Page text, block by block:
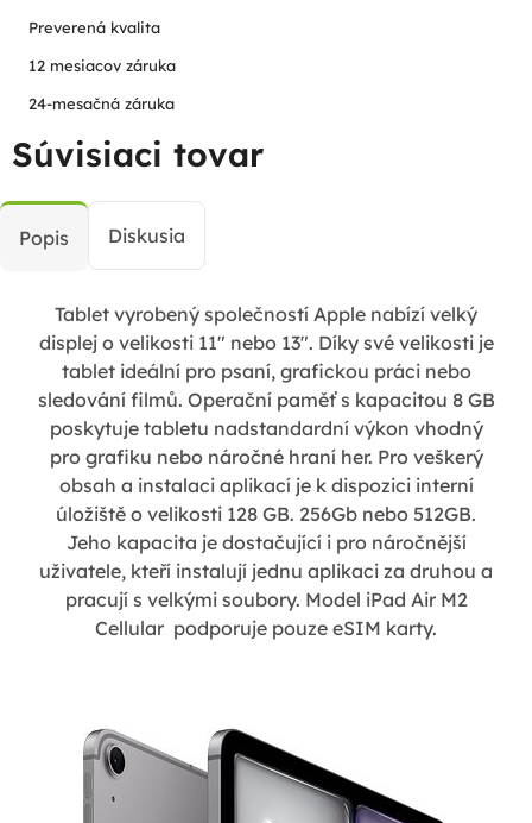
Preverená kvalita
12 mesiacov záruka
24-mesačná záruka
Súvisiaci tovar
Popis Diskusia
Tablet vyrobený společností Apple nabízí velký
displej o velikosti 11" nebo 13". Díky své velikosti je
tablet ideální pro psaní, grafickou práci nebo
sledování filmů. Operační paměť s kapacitou 8 GB
poskytuje tabletu nadstandardní výkon vhodný
pro grafiku nebo náročné hraní her. Pro veškerý
obsah a instalaci aplikací je k dispozici interní
úložiště o velikosti 128 GB. 256Gb nebo 512GB.
Jeho kapacita je dostačující i pro náročnější
uživatele, kteří instalují jednu aplikaci za druhou a
pracují s velkými soubory. Model iPad Air M2
Cellular podporuje pouze eSIM karty.